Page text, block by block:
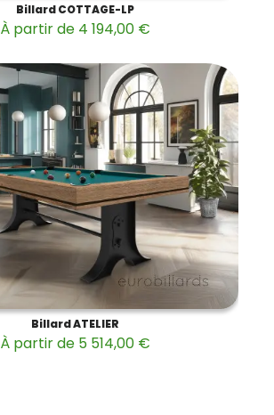
Billard COTTAGE-LP
À partir de 4 194,00 €
Billard ATELIER
À partir de 5 514,00 €